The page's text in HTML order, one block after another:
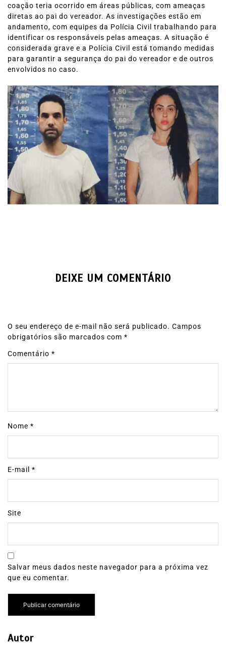
coação teria ocorrido em áreas públicas, com ameaças
diretas ao pai do vereador. As investigações estão em
andamento, com equipes da Polícia Civil trabalhando para
identificar os responsáveis pelas ameaças. A situação é
considerada grave e a Polícia Civil está tomando medidas
para garantir a segurança do pai do vereador e de outros
envolvidos no caso.
DEIXE UM COMENTÁRIO
O seu endereço de e-mail não será publicado. Campos
obrigatórios são marcados com *
Comentário *
Nome *
E-mail *
Site
Salvar meus dados neste navegador para a próxima vez
que eu comentar.
Autor